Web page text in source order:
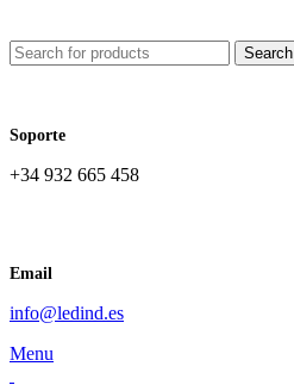
Search
Soporte
+34 932 665 458‬
Email
info@ledind.es
Menu